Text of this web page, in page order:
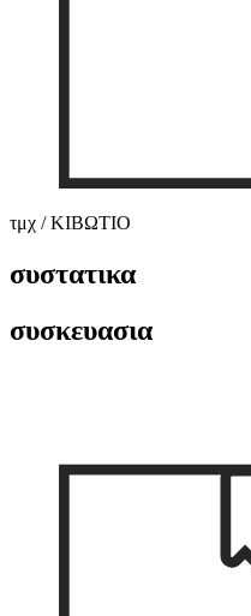
τμχ / ΚΙΒΩΤΙΟ
συστατικα
συσκευασια